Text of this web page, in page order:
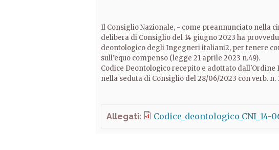
Il Consiglio Nazionale, - come preannunciato nella
delibera di Consiglio del 14 giugno 2023 ha
deontologico degli Ingegneri italiani2, per tenere
sull’equo compenso (legge 21 aprile 2023 n.49).
Codice Deontologico recepito e adottato
nella seduta di Consiglio del 28/06/2023 con verb. n.
Allegati: Codice_deontologico_CNI_14-